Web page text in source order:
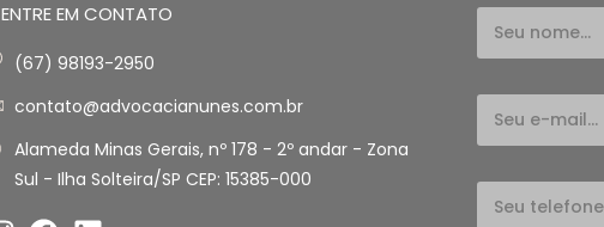
ENTRE EM CONTATO
(67) 98193-2950
contato@advocacianunes.com.br
Alameda Minas Gerais, nº 178 - 2º andar - Zona
Sul - Ilha Solteira/SP CEP: 15385-000